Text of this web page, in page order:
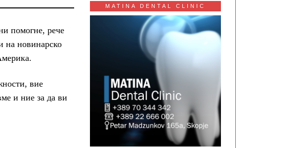
помогне, рече
на новинарско
вие
и ние за да ви
MATINA DENTAL CLINIC